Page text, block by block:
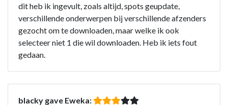
dit heb ik ingevult, zoals altijd, spots geupdate,
verschillende onderwerpen bij verschillende afzenders
gezocht om te downloaden, maar welke ik ook
selecteer niet 1 die wil downloaden. Heb ik iets fout
gedaan.
blacky gave Eweka: